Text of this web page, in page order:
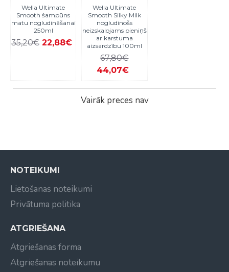
Wella Ultimate
Smooth šampūns
matu nogludināšanai
250ml
35,20€ 22,88€
Wella Ultimate
Smooth Silky Milk
nogludinošs
neizskalojams pieniņš
ar karstuma
aizsardzību 100ml
67,80€
44,07€
Vairāk preces nav
NOTEIKUMI
Lietošanas noteikumi
Privātuma politika
ATGRIEŠANA
Atgriešanas forma
Atgriešanas noteikumu